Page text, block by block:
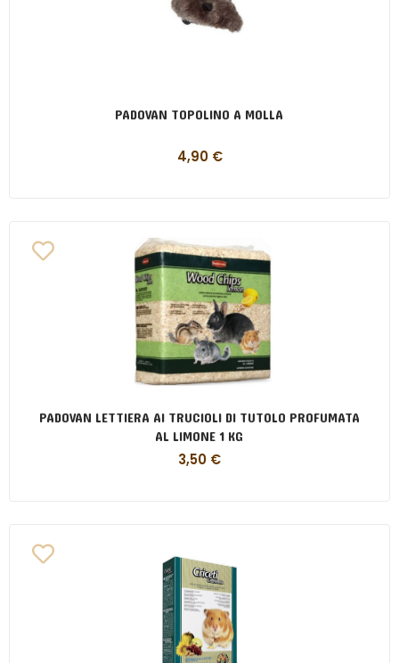
PADOVAN TOPOLINO A MOLLA
4,90 €
PADOVAN LETTIERA AI TRUCIOLI DI TUTOLO PROFUMATA
AL LIMONE 1 KG
3,50 €